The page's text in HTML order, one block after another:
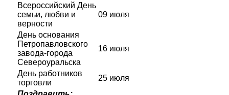
Всероссийский День
семьи, любви и
верности
09 июля
День основания
Петропавловского
завода-города
Североуральска
16 июля
День работников
торговли
25 июля